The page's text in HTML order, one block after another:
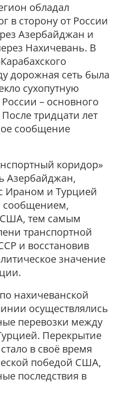
обладал
в сторону от России
Азербайджан и
Нахичевань. В
дорожная сеть была
сухопутную
– основного
тридцати лет
сообщение
коридор»
Азербайджан,
и Турцией
сообщением,
тем самым
транспортной
и восстановив
значение
нахичеванской
осуществлялись
перевозки между
Перекрытие
в своё время
победой США,
последствия в